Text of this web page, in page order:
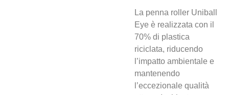
La penna roller Uniball
Eye è realizzata con il
70% di plastica
riciclata, riducendo
l’impatto ambientale e
mantenendo
l’eccezionale qualità